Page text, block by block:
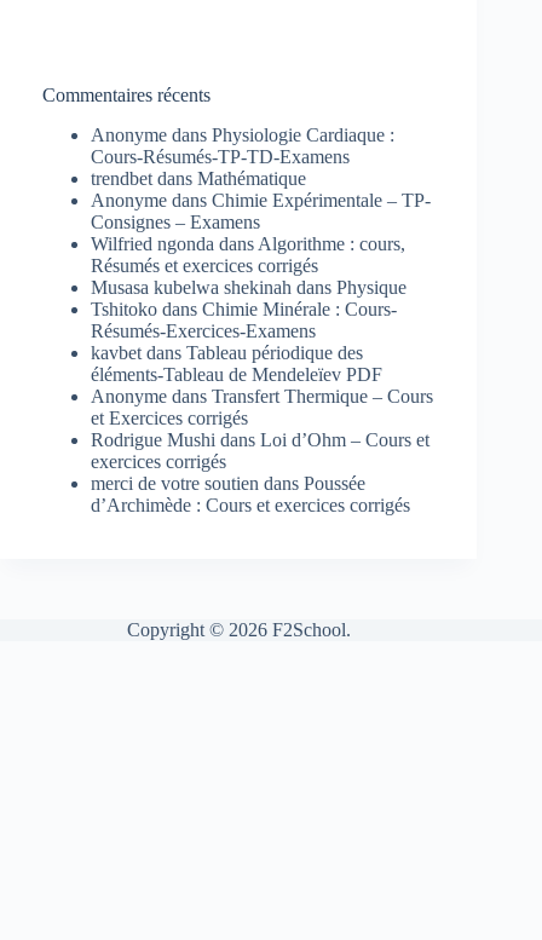
Commentaires récents
Anonyme dans Physiologie Cardiaque :
Cours-Résumés-TP-TD-Examens
trendbet dans Mathématique
Anonyme dans Chimie Expérimentale – TP-
Consignes – Examens
Wilfried ngonda dans Algorithme : cours,
Résumés et exercices corrigés
Musasa kubelwa shekinah dans Physique
Tshitoko dans Chimie Minérale : Cours-
Résumés-Exercices-Examens
kavbet dans Tableau périodique des
éléments-Tableau de Mendeleïev PDF
Anonyme dans Transfert Thermique – Cours
et Exercices corrigés
Rodrigue Mushi dans Loi d’Ohm – Cours et
exercices corrigés
merci de votre soutien dans Poussée
d’Archimède : Cours et exercices corrigés
Copyright © 2026 F2School.